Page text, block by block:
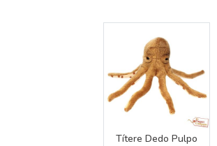
Títere Dedo Pulpo